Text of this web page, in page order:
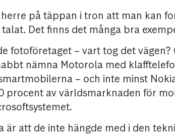
på täppan i tron att man kan
Det finns det många bra
fotoföretaget – vart tog det vägen?
nämna Motorola med
– och inte minst
procent av världsmarknaden för
är att de inte hängde med i den